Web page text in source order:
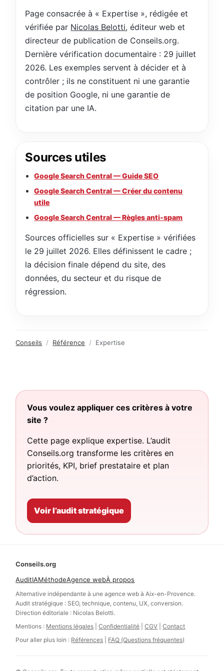
Page consacrée à « Expertise », rédigée et
vérifiée par Nicolas Belotti, éditeur web et
directeur de publication de Conseils.org.
Dernière vérification documentaire : 29 juillet
2026. Les exemples servent à décider et à
contrôler ; ils ne constituent ni une garantie
de position Google, ni une garantie de
citation par une IA.
Sources utiles
Google Search Central — Guide SEO
Google Search Central — Créer du contenu
utile
Google Search Central — Règles anti-spam
Sources officielles sur « Expertise » vérifiées
le 29 juillet 2026. Elles définissent le cadre ;
la décision finale dépend du site, des
données, du secteur et du risque de
régression.
Conseils / Référence / Expertise
Vous voulez appliquer ces critères à votre
site ?
Cette page explique expertise. L’audit
Conseils.org transforme les critères en
priorités, KPI, brief prestataire et plan
d’action.
Voir l’audit stratégique
Conseils.org
AuditIAMéthodeAgence webÀ propos
Alternative indépendante à une agence web à Aix-en-Provence.
Audit stratégique : SEO, technique, contenu, UX, conversion.
Direction éditoriale : Nicolas Belotti.
Mentions : Mentions légales |Confidentialité |CGV |Contact
Pour aller plus loin : Références FAQ (Questions fréquentes)